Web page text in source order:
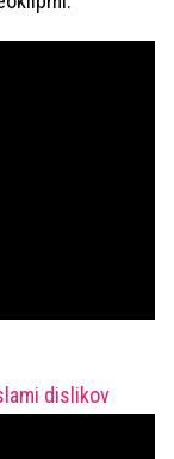
dislikov